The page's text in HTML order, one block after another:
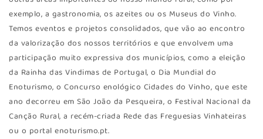
exemplo, a gastronomia, os azeites ou os Museus do Vinho.
Temos eventos e projetos consolidados, que vão ao encontro
da valorização dos nossos territórios e que envolvem uma
participação muito expressiva dos municípios, como a eleição
da Rainha das Vindimas de Portugal, o Dia Mundial do
Enoturismo, o Concurso enológico Cidades do Vinho, que este
ano decorreu em São João da Pesqueira, o Festival Nacional da
Canção Rural, a recém-criada Rede das Freguesias Vinhateiras
ou o portal enoturismo.pt.